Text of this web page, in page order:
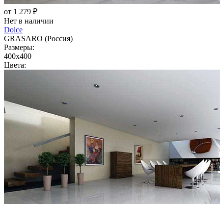
от 1 279 ₽
Нет в наличии
Dolce
GRASARO (Россия)
Размеры:
400x400
Цвета: